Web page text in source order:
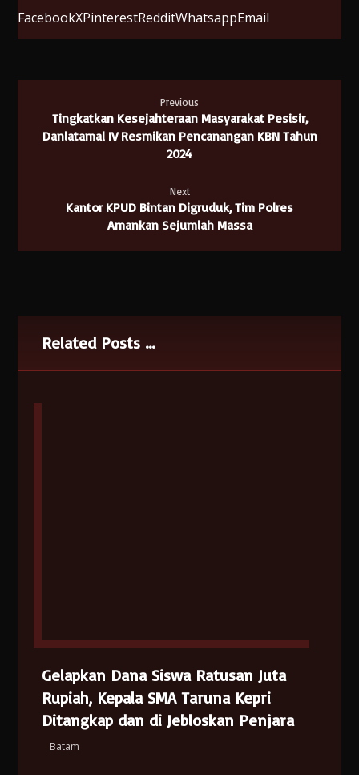
FacebookXPinterestRedditWhatsappEmail
Previous
Tingkatkan Kesejahteraan Masyarakat Pesisir,
Danlatamal IV Resmikan Pencanangan KBN Tahun
2024
Next
Kantor KPUD Bintan Digruduk, Tim Polres
Amankan Sejumlah Massa
Related Posts ...
Gelapkan Dana Siswa Ratusan Juta
Rupiah, Kepala SMA Taruna Kepri
Ditangkap dan di Jebloskan Penjara
Batam